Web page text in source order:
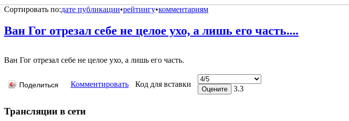
Сортировать по:дате публикации•рейтингу•комментариям
Ван Гог отрезал себе не целое ухо, а лишь его часть....
Ван Гог отрезал себе не целое ухо, а лишь его часть.
Поделиться Комментировать Код для вставки
3.3
Трансляции в сети